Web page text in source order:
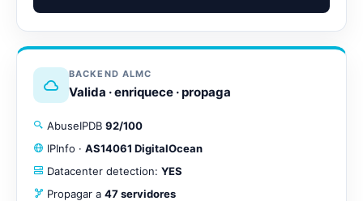
BACKEND ALMC
Valida · enriquece · propaga
AbuseIPDB 92/100
IPInfo · AS14061 DigitalOcean
Datacenter detection: YES
Propagar a 47 servidores